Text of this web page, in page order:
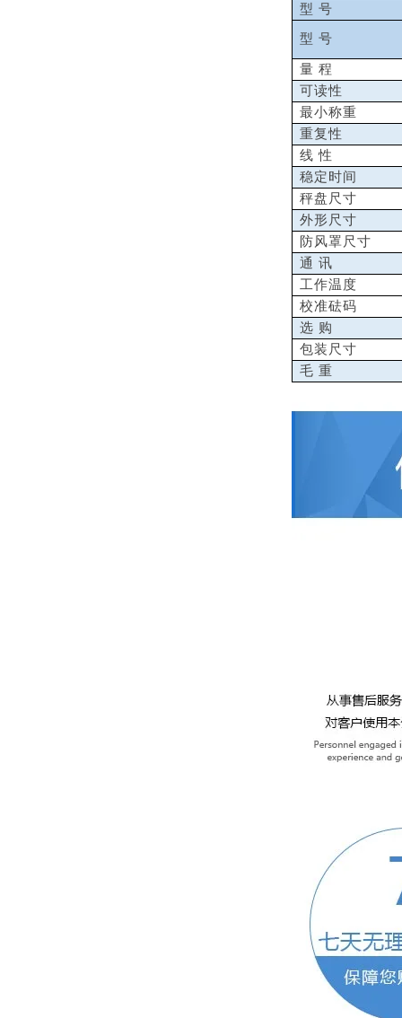
型 号
型 号
量 程
可读性
最小称重
重复性
线 性
稳定时间
秤盘尺寸
外形尺寸
防风罩尺寸
通 讯
工作温度
校准砝码
选 购
包装尺寸
毛 重